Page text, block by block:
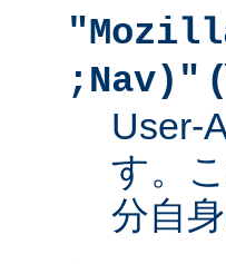
;Nav)" (
User-
す。
分自